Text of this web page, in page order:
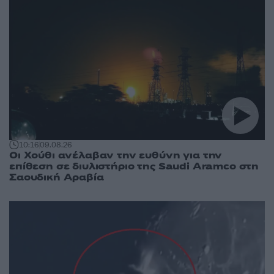
10:1609.08.26
Οι Χούθι ανέλαβαν την ευθύνη για την
επίθεση σε διυλιστήριο της Saudi Aramco στη
Σαουδική Αραβία